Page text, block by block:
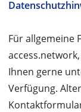
Für allgemeine
Ihnen gerne
Verfügung.